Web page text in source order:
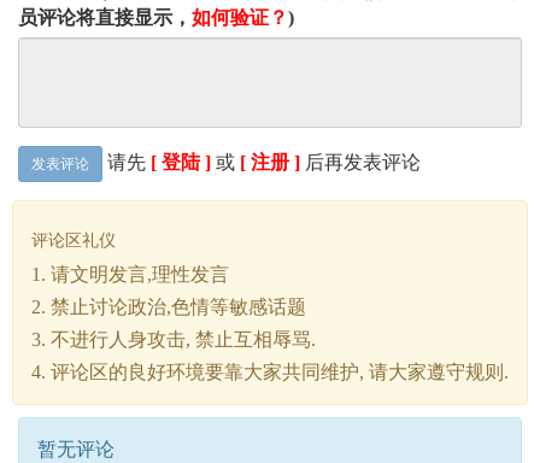
员评论将直接显示， 如何验证？)
发表评论 请先 [ 登陆 ] 或 [ 注册 ] 后再发表评论
评论区礼仪
1. 请文明发言,理性发言
2. 禁止讨论政治,色情等敏感话题
3. 不进行人身攻击, 禁止互相辱骂.
4. 评论区的良好环境要靠大家共同维护, 请大家遵守规则.
暂无评论